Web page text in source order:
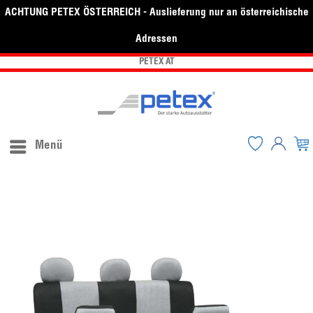
ACHTUNG PETEX ÖSTERREICH - Auslieferung nur an österreichische
Adressen
PETEX AT
Menü